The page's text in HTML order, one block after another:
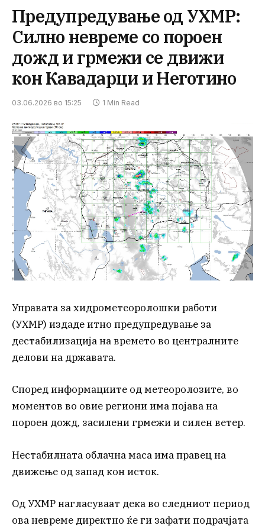
Предупредување од УХМР:
Силно невреме со пороен
дожд и грмежи се движи
кон Кавадарци и Неготино
03.06.2026 во 15:25 1 Min Read
Управата за хидрометеоролошки работи
(УХМР) издаде итно предупредување за
дестабилизација на времето во централните
делови на државата.
Според информациите од метеоролозите, во
моментов во овие региони има појава на
пороен дожд, засилени грмежи и силен ветер.
Нестабилната облачна маса има правец на
движење од запад кон исток.
Од УХМР нагласуваат дека во следниот период
ова невреме директно ќе ги зафати подрачјата